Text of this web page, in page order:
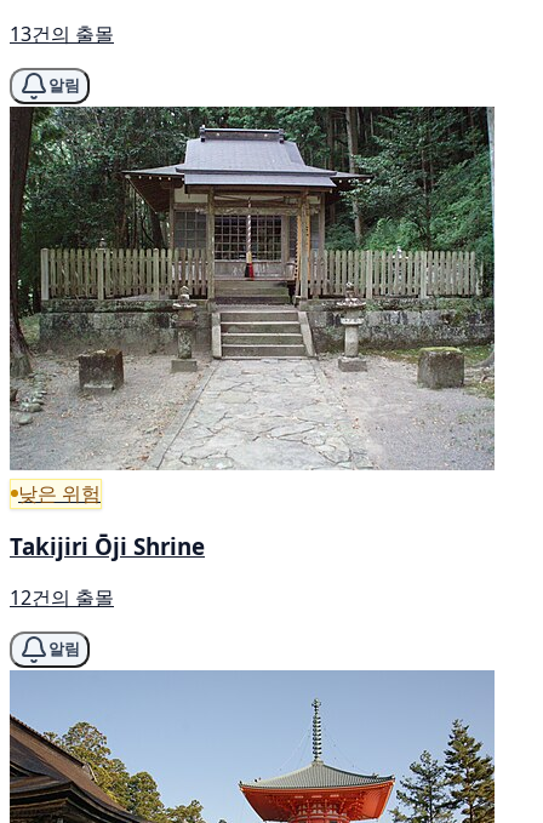
13건의 출몰
알림
낮은 위험
Takijiri Ōji Shrine
12건의 출몰
알림